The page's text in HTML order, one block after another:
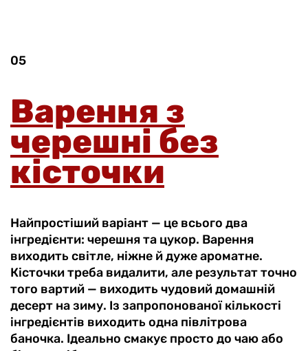
05
Варення з
черешні без
кісточки
Найпростіший варіант — це всього два
інгредієнти: черешня та цукор. Варення
виходить світле, ніжне й дуже ароматне.
Кісточки треба видалити, але результат точно
того вартий — виходить чудовий домашній
десерт на зиму. Із запропонованої кількості
інгредієнтів виходить одна півлітрова
баночка. Ідеально смакує просто до чаю або